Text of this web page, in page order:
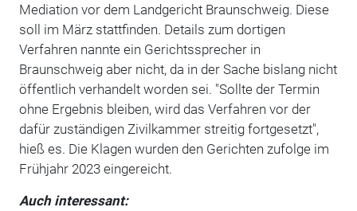
Mediation vor dem Landgericht Braunschweig. Diese
soll im März stattfinden. Details zum dortigen
Verfahren nannte ein Gerichtssprecher in
Braunschweig aber nicht, da in der Sache bislang nicht
öffentlich verhandelt worden sei. "Sollte der Termin
ohne Ergebnis bleiben, wird das Verfahren vor der
dafür zuständigen Zivilkammer streitig fortgesetzt",
hieß es. Die Klagen wurden den Gerichten zufolge im
Frühjahr 2023 eingereicht.
Auch interessant: